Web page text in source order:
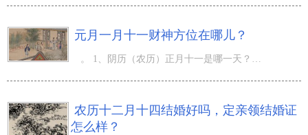
元月一月十一财神方位在哪儿？
农历十二月十四结婚好吗，定亲领结婚证
怎么样？